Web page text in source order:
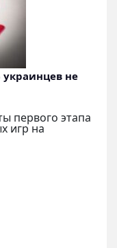
украинцев не
первого этапа
игр на